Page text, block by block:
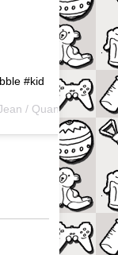
#kid
/ QuandOnEstPapa